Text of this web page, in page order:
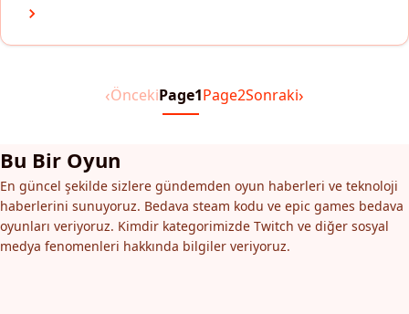
‹ÖncekiPage1Page2Sonraki›
Bu Bir Oyun
En güncel şekilde sizlere gündemden oyun haberleri ve teknoloji
haberlerini sunuyoruz. Bedava steam kodu ve epic games bedava
oyunları veriyoruz. Kimdir kategorimizde Twitch ve diğer sosyal
medya fenomenleri hakkında bilgiler veriyoruz.